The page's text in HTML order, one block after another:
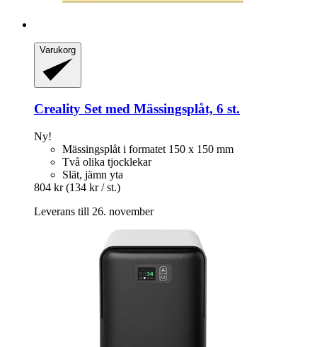
Varukorg
Creality Set med Mässingsplåt, 6 st.
Ny!
Mässingsplåt i formatet 150 x 150 mm
Två olika tjocklekar
Slät, jämn yta
804 kr (134 kr / st.)
Leverans till 26. november